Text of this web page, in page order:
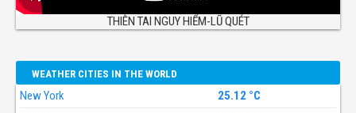
THIÊN TAI NGUY HIỂM-LŨ QUÉT
WEATHER CITIES IN THE WORLD
New York
25.12 °C